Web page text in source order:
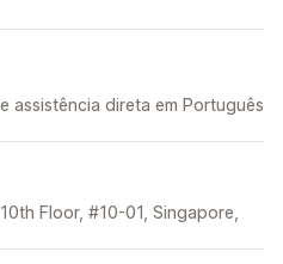
assistência direta em Português
Floor, #10-01, Singapore,